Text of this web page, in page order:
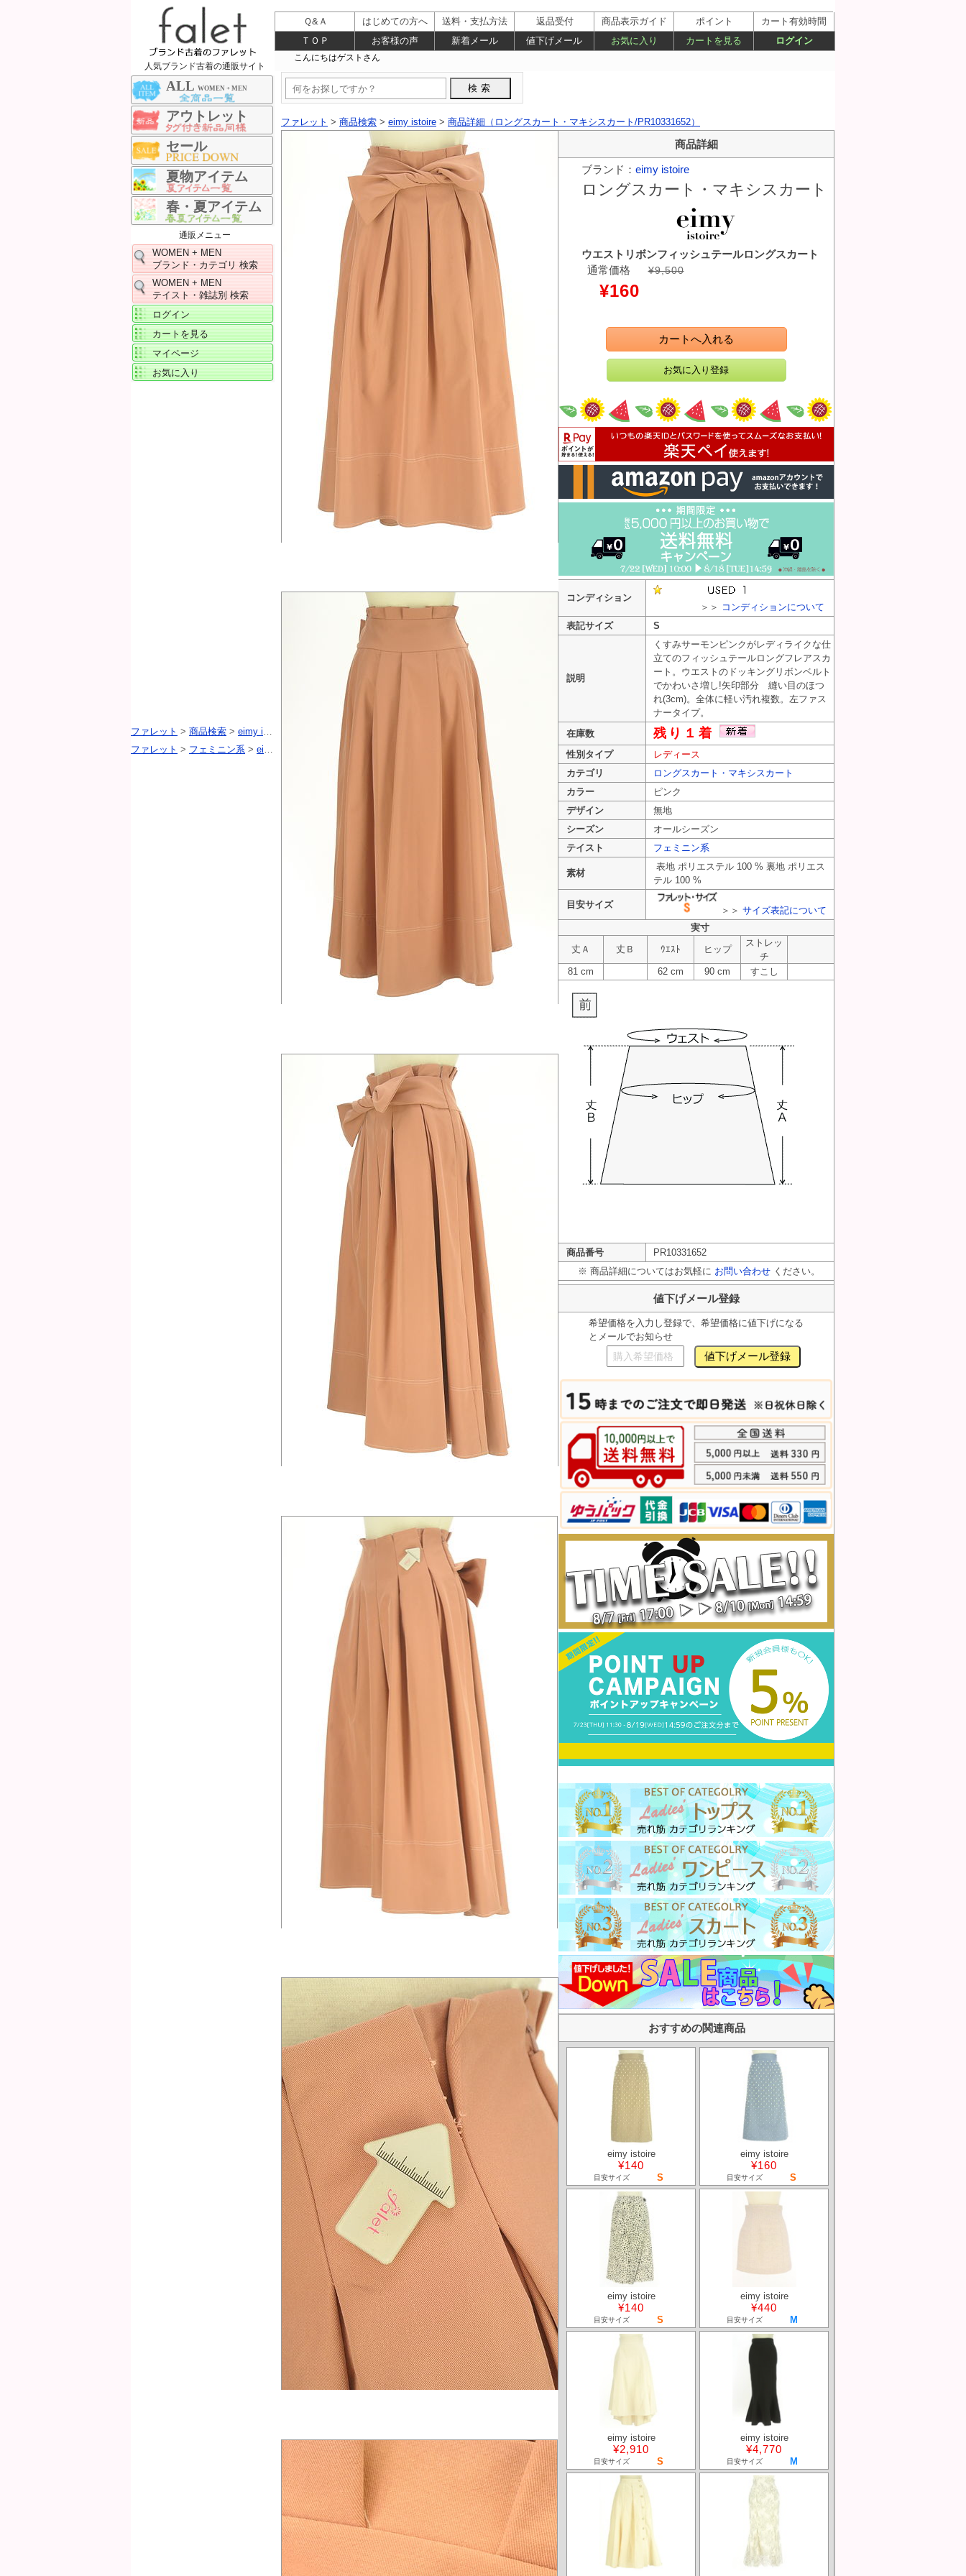
人気ブランド古着の通販サイト
ALL WOMEN + MEN
アウトレット
セール
夏物アイテム
春・夏アイテム
通販メニュー
WOMEN + MEN
ブランド・カテゴリ 検索
WOMEN + MEN
テイスト・雑誌別 検索
ログイン
カートを見る
マイページ
お気に入り
ファレット > 商品検索 > eimy istoire > 商品詳細（ロングスカート・マキシスカート/PR10331652）
商品詳細
ブランド： eimy istoire
ロングスカート・マキシスカート
ウエストリボンフィッシュテールロングスカート
通常価格
¥9,500
¥160
カートへ入れる
コンディション
＞＞ コンディションについて
表記サイズ
S
説明
くすみサーモンピンクがレディライクな仕
立てのフィッシュテールロングフレアスカ
ート。ウエストのドッキングリボンベルト
でかわいさ増し!矢印部分 縫い目のほつ
れ(3cm)。全体に軽い汚れ複数。左ファス
ナータイプ。
在庫数
残り１着
性別タイプ
レディース
カテゴリ
ロングスカート・マキシスカート
カラー
ピンク
デザイン
無地
シーズン
オールシーズン
テイスト
フェミニン系
素材
表地 ポリエステル 100 % 裏地 ポリエス
テル 100 %
目安サイズ
＞＞ サイズ表記について
実寸
丈Ａ
丈Ｂ ｳｴｽﾄ ヒップ
ストレッ
チ
81 cm
62 cm 90 cm すこし
商品番号
PR10331652
※ 商品詳細についてはお気軽に お問い合わせ ください。
値下げメール登録
希望価格を入力し登録で、希望価格に値下げになる
とメールでお知らせ
おすすめの関連商品
eimy istoire
¥140
目安サイズ S
eimy istoire
¥160
目安サイズ S
eimy istoire
¥140
目安サイズ S
eimy istoire
¥440
目安サイズ M
eimy istoire
¥2,910
目安サイズ S
eimy istoire
¥4,770
目安サイズ M
ファレット > 商品検索 > eimy istoire（エイミーイストワール）
eimy istoire（エイミーイストワール） PR10331652
ファレット > フェミニン系 > eimy istoire（エイミーイストワール） eimy istoire（エイミーイストワール） PR10331652
Ｑ&Ａ はじめての方へ 送料・支払方法 返品受付 商品表示ガイド ポイント
カート有効時間
ＴＯＰ
お客様の声 新着メール 値下げメール お気に入り カートを見る ログイン